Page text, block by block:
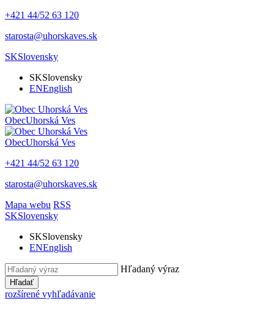
+421 44/52 63 120
starosta@uhorskaves.sk
SKSlovensky
SKSlovensky
ENEnglish
ObecUhorská Ves
ObecUhorská Ves
+421 44/52 63 120
starosta@uhorskaves.sk
Mapa webu RSS
SKSlovensky
SKSlovensky
ENEnglish
Hľadaný výraz
Hľadať
rozšírené vyhľadávanie